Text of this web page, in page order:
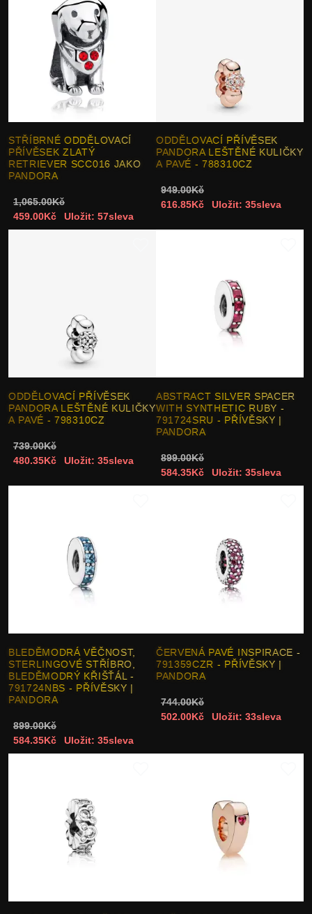
STŘÍBRNÉ ODDĚLOVACÍ
PŘÍVĚSEK ZLATÝ
RETRIEVER SCC016 JAKO
PANDORA
1,065.00Kč
459.00Kč
Uložit: 57sleva
ODDĚLOVACÍ PŘÍVĚSEK
PANDORA LEŠTĚNÉ KULIČKY
A PAVÉ - 788310CZ
949.00Kč
616.85Kč
Uložit: 35sleva
ODDĚLOVACÍ PŘÍVĚSEK
PANDORA LEŠTĚNÉ KULIČKY
A PAVÉ - 798310CZ
739.00Kč
480.35Kč
Uložit: 35sleva
ABSTRACT SILVER SPACER
WITH SYNTHETIC RUBY -
791724SRU - PŘÍVĚSKY |
PANDORA
899.00Kč
584.35Kč
Uložit: 35sleva
BLEDĚMODRÁ VĚČNOST,
STERLINGOVÉ STŘÍBRO,
BLEDĚMODRÝ KŘIŠŤÁL -
791724NBS - PŘÍVĚSKY |
PANDORA
899.00Kč
584.35Kč
Uložit: 35sleva
ČERVENÁ PAVÉ INSPIRACE -
791359CZR - PŘÍVĚSKY |
PANDORA
744.00Kč
502.00Kč
Uložit: 33sleva